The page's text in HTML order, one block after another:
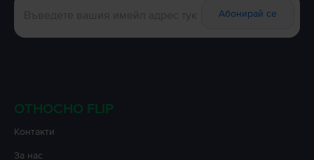
Абонирай се
ОТНОСНО FLIP
Контакти
За нас